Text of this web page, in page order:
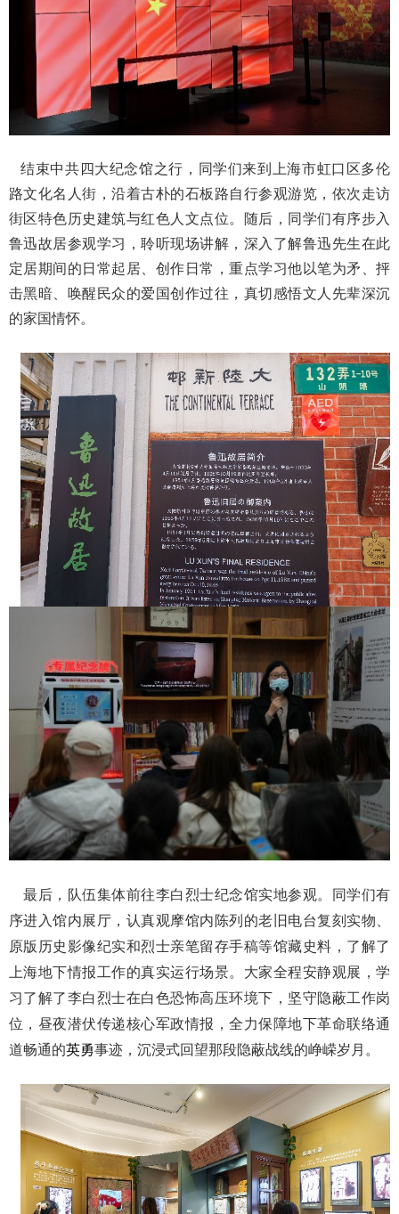
结束中共四大纪念馆之行，同学们来到上海市虹口区多伦
路文化名人街，沿着古朴的石板路自行参观游览，依次走访
街区特色历史建筑与红色人文点位。随后，同学们有序步入
鲁迅故居参观学习，聆听现场讲解，深入了解鲁迅先生在此
定居期间的日常起居、创作日常，重点学习他以笔为矛、抨
击黑暗、唤醒民众的爱国创作过往，真切感悟文人先辈深沉
的家国情怀。
最后，队伍集体前往李白烈士纪念馆实地参观。同学们有
序进入馆内展厅，认真观摩馆内陈列的老旧电台复刻实物、
原版历史影像纪实和烈士亲笔留存手稿等馆藏史料，了解了
上海地下情报工作的真实运行场景。大家全程安静观展，学
习了解了李白烈士在白色恐怖高压环境下，坚守隐蔽工作岗
位，昼夜潜伏传递核心军政情报，全力保障地下革命联络通
道畅通的英勇事迹，沉浸式回望那段隐蔽战线的峥嵘岁月。